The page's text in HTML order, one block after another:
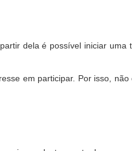
dela é possível iniciar uma
em participar. Por isso,